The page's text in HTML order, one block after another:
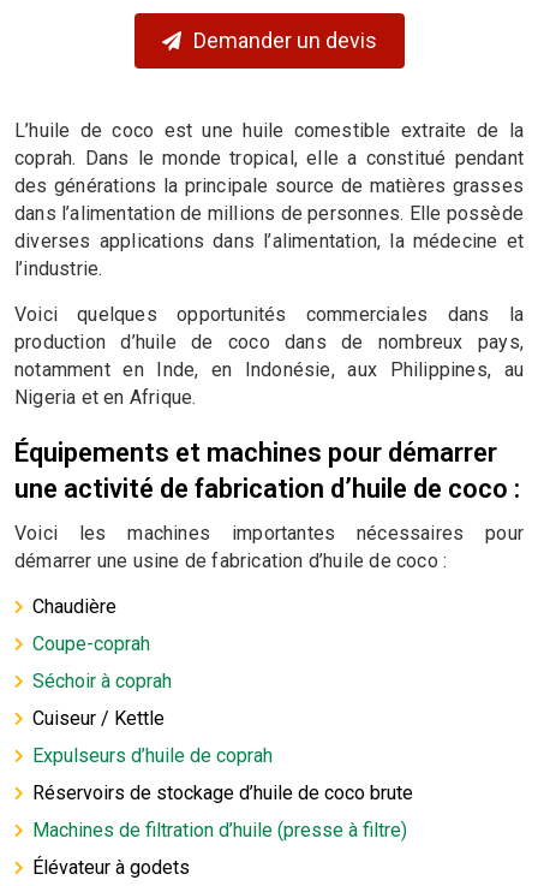
Demander un devis
L’huile de coco est une huile comestible extraite de la
coprah. Dans le monde tropical, elle a constitué pendant
des générations la principale source de matières grasses
dans l’alimentation de millions de personnes. Elle possède
diverses applications dans l’alimentation, la médecine et
l’industrie.
Voici quelques opportunités commerciales dans la
production d’huile de coco dans de nombreux pays,
notamment en Inde, en Indonésie, aux Philippines, au
Nigeria et en Afrique.
Équipements et machines pour démarrer
une activité de fabrication d’huile de coco :
Voici les machines importantes nécessaires pour
démarrer une usine de fabrication d’huile de coco :
Chaudière
Coupe-coprah
Séchoir à coprah
Cuiseur / Kettle
Expulseurs d’huile de coprah
Réservoirs de stockage d’huile de coco brute
Machines de filtration d’huile (presse à filtre)
Élévateur à godets